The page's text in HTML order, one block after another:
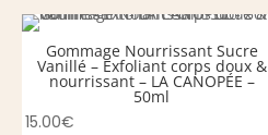
Gommage Nourrissant Sucre
Vanillé – Exfoliant corps doux &
nourrissant – LA CANOPÉE –
50ml
15.00€